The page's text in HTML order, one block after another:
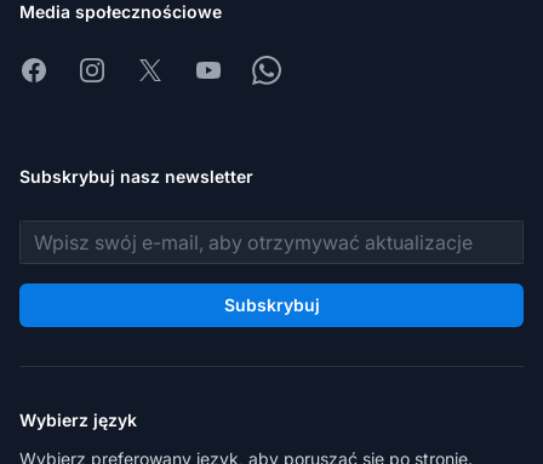
Media społecznościowe
FacebookInstagram
X YoutubeWhatsapp
Subskrybuj nasz newsletter
Adres e-mail
Subskrybuj
Wybierz język
Wybierz preferowany język, aby poruszać się po stronie.